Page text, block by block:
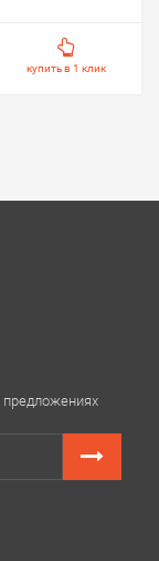
купить в 1 клик
предложениях